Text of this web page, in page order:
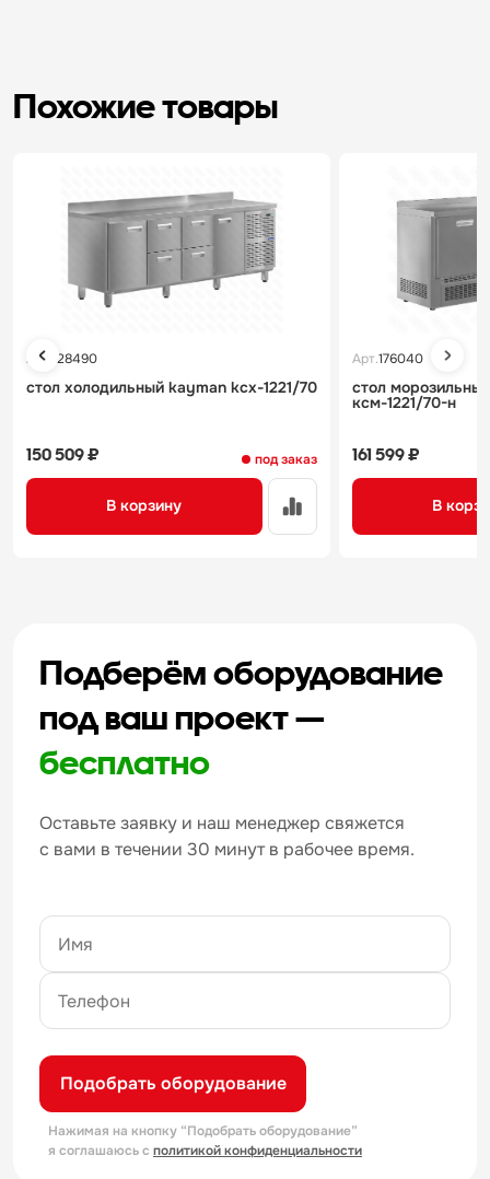
Похожие товары
Арт. 128490
стол холодильный kayman kсх-1221/70
под заказ
150 509 ₽
В корзину
Арт.176040
стол
ксм-1221/70-н
161 599 ₽
В
Подберём оборудование
под ваш проект —
бесплатно
Оставьте заявку и наш менеджер свяжется
с вами в течении 30 минут в рабочее время.
Подобрать оборудование
Нажимая на кнопку “Подобрать оборудование”
я соглашаюсь с политикой конфиденциальности